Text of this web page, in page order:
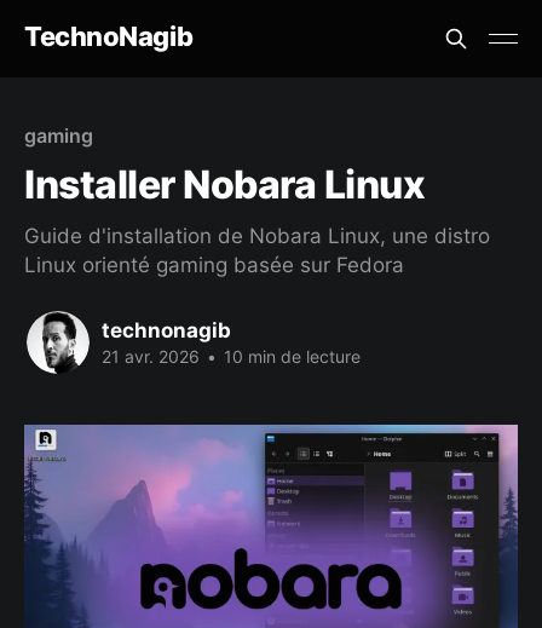
TechnoNagib
gaming
Installer Nobara Linux
Guide d'installation de Nobara Linux, une distro
Linux orienté gaming basée sur Fedora
technonagib
21 avr. 2026 • 10 min de lecture